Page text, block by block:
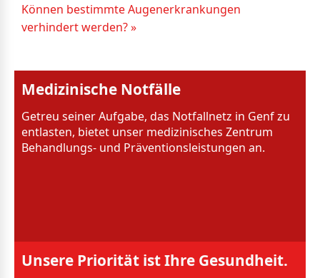
Können bestimmte Augenerkrankungen
verhindert werden? »
Medizinische Notfälle
Getreu seiner Aufgabe, das Notfallnetz in Genf zu
entlasten, bietet unser medizinisches Zentrum
Behandlungs- und Präventionsleistungen an.
Unsere Priorität ist Ihre Gesundheit.